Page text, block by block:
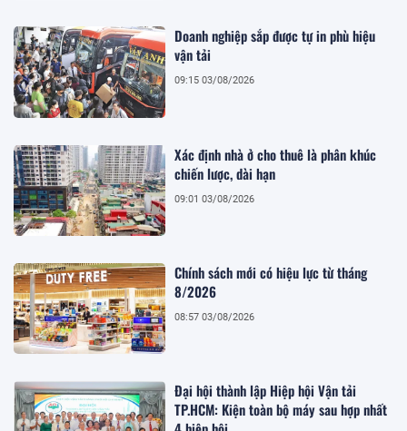
Doanh nghiệp sắp được tự in phù hiệu
vận tải
09:15 03/08/2026
Xác định nhà ở cho thuê là phân khúc
chiến lược, dài hạn
09:01 03/08/2026
Chính sách mới có hiệu lực từ tháng
8/2026
08:57 03/08/2026
Đại hội thành lập Hiệp hội Vận tải
TP.HCM: Kiện toàn bộ máy sau hợp nhất